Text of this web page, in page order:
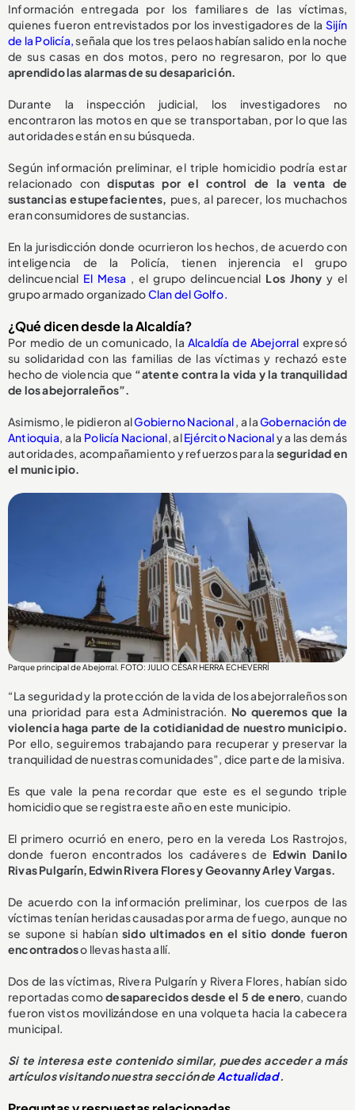
Información entregada por los familiares de las víctimas,
quienes fueron entrevistados por los investigadores de la Sijín
de la Policía,señala que los tres pelaos habían salido en la noche
de sus casas en dos motos, pero no regresaron, por lo que
aprendido las alarmas de su desaparición.
Durante la inspección judicial, los investigadores no
encontraron las motos en que se transportaban, por lo que las
autoridades están en su búsqueda.
Según información preliminar, el triple homicidio podría estar
relacionado condisputas por el control de la venta de
sustancias estupefacientes, pues, al parecer, los muchachos
eran consumidores de sustancias.
En la jurisdicción donde ocurrieron los hechos, de acuerdo con
inteligencia de la Policía, tienen injerencia el grupo
delincuencial El Mesa , el grupo delincuencial Los Jhonyy el
grupo armado organizadoClan del Golfo.
¿Qué dicen desde la Alcaldía?
Por medio de un comunicado, la Alcaldía de Abejorral expresó
su solidaridad con las familias de las víctimas y rechazó este
hecho de violencia que “atente contra la vida y la tranquilidad
de los abejorraleños”.
Asimismo, le pidieron alGobierno Nacional, a laGobernación de
Antioquia, a la Policía Nacional, alEjército Nacionaly a las demás
autoridades, acompañamiento y refuerzos para la seguridad en
el municipio.
Parque principal de Abejorral. FOTO: JULIO CÉSAR HERRA ECHEVERRÍ
“La seguridad y la protección de la vida de los abejorraleños son
una prioridad para esta Administración. No queremos que la
violencia haga parte de la cotidianidad de nuestro municipio.
Por ello, seguiremos trabajando para recuperar y preservar la
tranquilidad de nuestras comunidades”, dice parte de la misiva.
Es que vale la pena recordar que este es el segundo triple
homicidio que se registra este año en este municipio.
El primero ocurrió en enero, pero en la vereda Los Rastrojos,
donde fueron encontrados los cadáveres de Edwin Danilo
Rivas Pulgarín, Edwin Rivera Flores y Geovanny Arley Vargas.
De acuerdo con la información preliminar, los cuerpos de las
víctimas tenían heridas causadas por arma de fuego, aunque no
se supone si habíansido ultimados en el sitio donde fueron
encontradoso llevas hasta allí.
Dos de las víctimas, Rivera Pulgarín y Rivera Flores, habían sido
reportadas comodesaparecidos desde el 5 de enero, cuando
fueron vistos movilizándose en una volqueta hacia la cabecera
municipal.
Si te interesa este contenido similar, puedes acceder a más
artículos visitando nuestra sección deActualidad.